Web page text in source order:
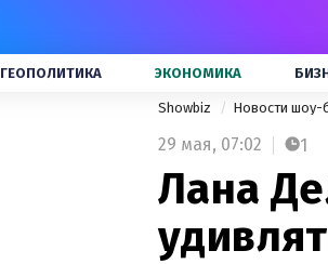
ГЕОПОЛИТИКА ЭКОНОМИКА
Showbiz Новости шоу-
29 мая, 07:02 1
Лана